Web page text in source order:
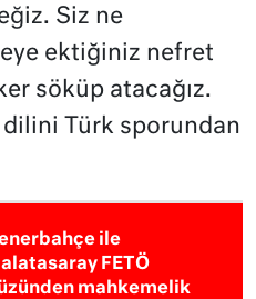
Siz ne
ektiğiniz nefret
söküp atacağız.
Türk sporundan
ile
FETÖ
mahkemelik